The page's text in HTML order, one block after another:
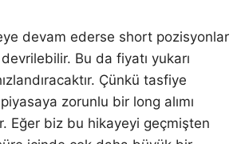
devam ederse short pozisyonlar
Bu da fiyatı yukarı
Çünkü tasfiye
zorunlu bir long alımı
Eğer biz bu hikayeyi geçmişten